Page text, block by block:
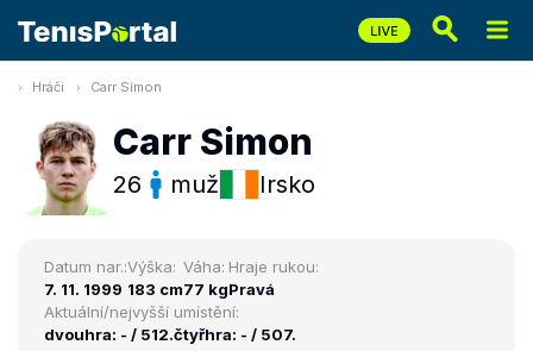
Hráči Carr Simon
Carr Simon
26 muž Irsko
Datum nar.:
7. 11. 1999
Výška:
183 cm
Váha:
77 kg
Hraje rukou:
Pravá
Aktuální/nejvyšší umístění:
dvouhra: - / 512.čtyřhra: - / 507.